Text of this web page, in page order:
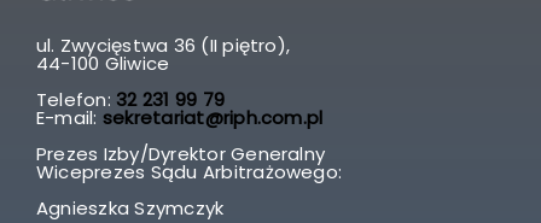
ul. Zwycięstwa 36 (II piętro),
44-100 Gliwice
Telefon: 32 231 99 79
E-mail: sekretariat@riph.com.pl
Prezes Izby/Dyrektor Generalny
Wiceprezes Sądu Arbitrażowego:
Agnieszka Szymczyk